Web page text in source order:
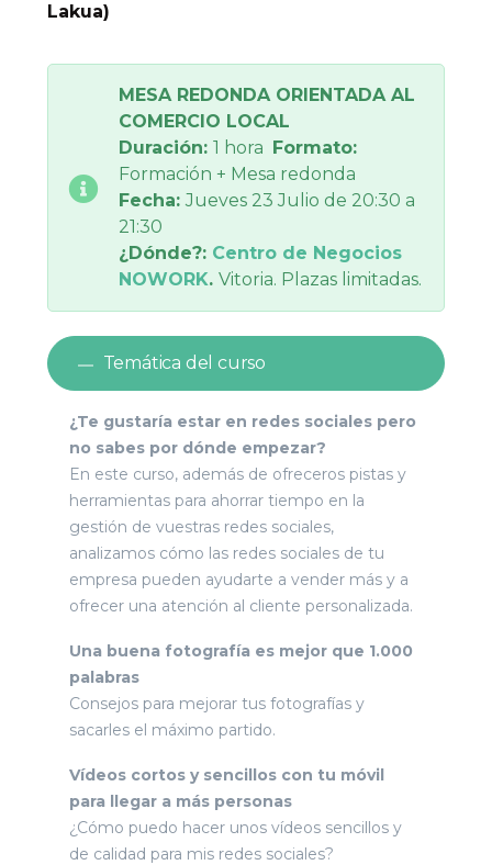
Lakua)
MESA REDONDA ORIENTADA AL
COMERCIO LOCAL
Duración: 1 hora Formato:
Formación + Mesa redonda
Fecha:Jueves 23 Julio de 20:30 a
21:30
¿Dónde?: Centro de Negocios
NOWORK. Vitoria. Plazas limitadas.
Temática del curso
¿Te gustaría estar en redes sociales pero
no sabes por dónde empezar?
En este curso, además de ofreceros pistas y
herramientas para ahorrar tiempo en la
gestión de vuestras redes sociales,
analizamos cómo las redes sociales de tu
empresa pueden ayudarte a vender más y a
ofrecer una atención al cliente personalizada.
Una buena fotografía es mejor que 1.000
palabras
Consejos para mejorar tus fotografías y
sacarles el máximo partido.
Vídeos cortos y sencillos con tu móvil
para llegar a más personas
¿Cómo puedo hacer unos vídeos sencillos y
de calidad para mis redes sociales?